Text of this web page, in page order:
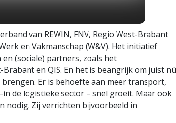
van REWIN, FNV, Regio West-Brabant
en Vakmanschap (W&V). Het initiatief
(sociale) partners, zoals het
en QIS. En het is beangrijk om juist nú
Er is behoefte aan meer transport,
de logistieke sector – snel groeit. Maar ook
nodig. Zij verrichten bijvoorbeeld in